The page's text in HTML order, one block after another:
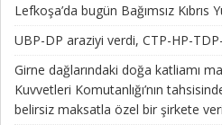
Lefkoşa’da bugün Bağımsız
UBP-DP araziyi verdi, CTP-HP-
Girne dağlarındaki doğa katliamı
Kuvvetleri Komutanlığı’nın
belirsiz maksatla özel bir şirkete